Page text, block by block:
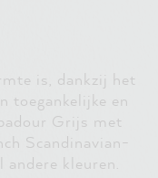
is, dankzij het
toegankelijke en
Grijs met
Scandinavian-
kleuren.